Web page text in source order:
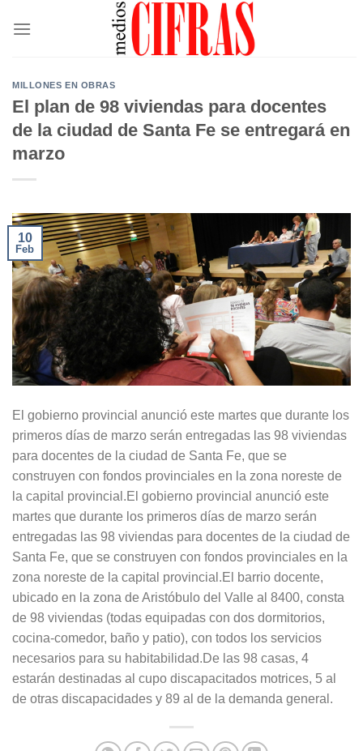
MILLONES EN OBRAS
El plan de 98 viviendas para docentes
de la ciudad de Santa Fe se entregará en
marzo
10
Feb
El gobierno provincial anunció este martes que durante los
primeros días de marzo serán entregadas las 98 viviendas
para docentes de la ciudad de Santa Fe, que se
construyen con fondos provinciales en la zona noreste de
la capital provincial.El gobierno provincial anunció este
martes que durante los primeros días de marzo serán
entregadas las 98 viviendas para docentes de la ciudad de
Santa Fe, que se construyen con fondos provinciales en la
zona noreste de la capital provincial.El barrio docente,
ubicado en la zona de Aristóbulo del Valle al 8400, consta
de 98 viviendas (todas equipadas con dos dormitorios,
cocina-comedor, baño y patio), con todos los servicios
necesarios para su habitabilidad.De las 98 casas, 4
estarán destinadas al cupo discapacitados motrices, 5 al
de otras discapacidades y 89 al de la demanda general.